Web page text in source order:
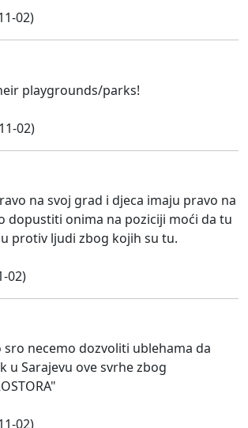
02)
playgrounds/parks!
02)
na svoj grad i djeca imaju pravo na
dopustiti onima na poziciji moći da tu
protiv ljudi zbog kojih su tu.
02)
necemo dozvoliti ublehama da
u Sarajevu ove svrhe zbog
02)